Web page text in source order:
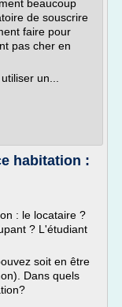
beaucoup
de souscrire
faire pour
pas cher en
un...
habitation :
: le locataire ?
? L'étudiant
soit en être
Dans quels